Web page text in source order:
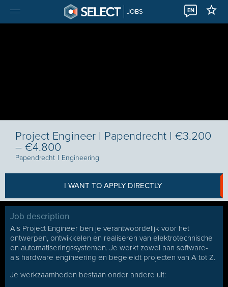
JOBS EN
Project Engineer | Papendrecht | €3.200
– €4.800
Papendrecht I Engineering
I WANT TO APPLY DIRECTLY
Job description
Als Project Engineer ben je verantwoordelijk voor het
ontwerpen, ontwikkelen en realiseren van elektrotechnische
en automatiseringssystemen. Je werkt zowel aan software-
als hardware engineering en begeleidt projecten van A tot Z.
Je werkzaamheden bestaan onder andere uit: